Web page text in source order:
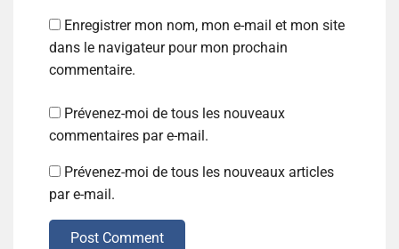
Enregistrer mon nom, mon e-mail et mon site
dans le navigateur pour mon prochain
commentaire.
Prévenez-moi de tous les nouveaux
commentaires par e-mail.
Prévenez-moi de tous les nouveaux articles
par e-mail.
Post Comment